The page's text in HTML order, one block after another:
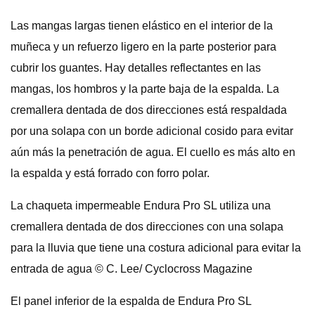
Las mangas largas tienen elástico en el interior de la
muñeca y un refuerzo ligero en la parte posterior para
cubrir los guantes. Hay detalles reflectantes en las
mangas, los hombros y la parte baja de la espalda. La
cremallera dentada de dos direcciones está respaldada
por una solapa con un borde adicional cosido para evitar
aún más la penetración de agua. El cuello es más alto en
la espalda y está forrado con forro polar.
La chaqueta impermeable Endura Pro SL utiliza una
cremallera dentada de dos direcciones con una solapa
para la lluvia que tiene una costura adicional para evitar la
entrada de agua © C. Lee/ Cyclocross Magazine
El panel inferior de la espalda de Endura Pro SL